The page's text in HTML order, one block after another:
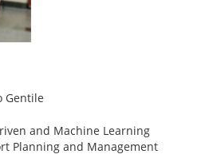
Gentile
and Machine Learning
Planning and Management